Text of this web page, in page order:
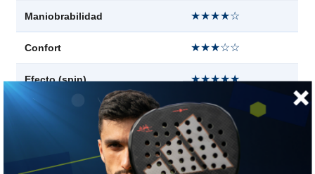
Maniobrabilidad ★★★★☆
Confort ★★★☆☆
Efecto (spin) ★★★★★
★★★★★
★★★★☆